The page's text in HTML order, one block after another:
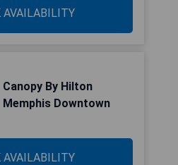
AVAILABILITY
Canopy By Hilton
Memphis Downtown
AVAILABILITY